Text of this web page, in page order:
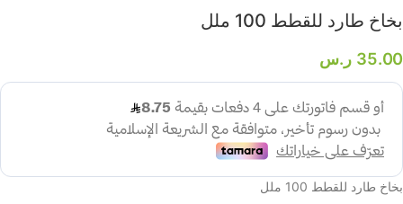
بخاخ طارد للقطط 100 ملل
35.00 ر.س
بخاخ طارد للقطط 100 ملل